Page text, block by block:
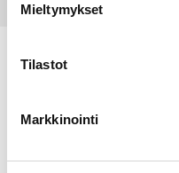
Mieltymykset
Tilastot
Markkinointi